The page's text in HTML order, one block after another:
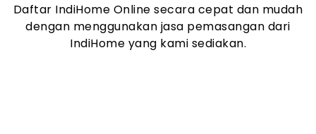
Daftar IndiHome Online secara cepat dan mudah
dengan menggunakan jasa pemasangan dari
IndiHome yang kami sediakan.